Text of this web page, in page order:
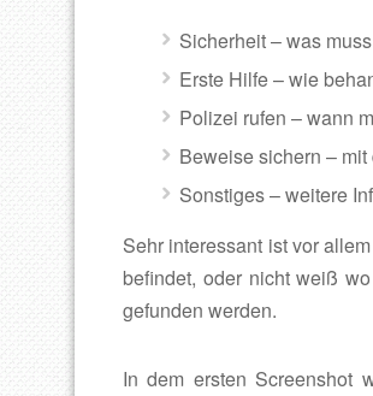
Sicherheit – was
Erste Hilfe – wie
Polizei rufen – wann
Beweise sichern –
Sonstiges – weitere
Sehr interessant ist vor
befindet, oder nicht weiß
gefunden werden.
In dem ersten Screenshot